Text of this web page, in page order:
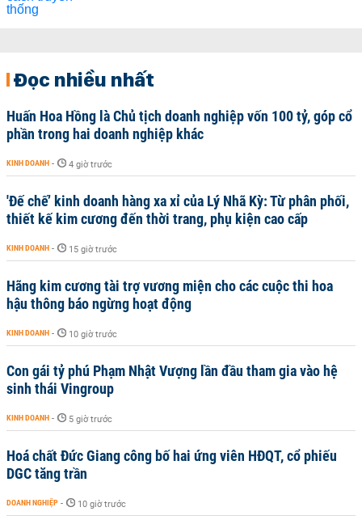
Đọc nhiều nhất
Huấn Hoa Hồng là Chủ tịch doanh nghiệp vốn 100 tỷ, góp cổ
phần trong hai doanh nghiệp khác
KINH DOANH - 4 giờ trước
'Đế chế’ kinh doanh hàng xa xỉ của Lý Nhã Kỳ: Từ phân phối,
thiết kế kim cương đến thời trang, phụ kiện cao cấp
KINH DOANH - 15 giờ trước
Hãng kim cương tài trợ vương miện cho các cuộc thi hoa
hậu thông báo ngừng hoạt động
KINH DOANH - 10 giờ trước
Con gái tỷ phú Phạm Nhật Vượng lần đầu tham gia vào hệ
sinh thái Vingroup
KINH DOANH - 5 giờ trước
Hoá chất Đức Giang công bố hai ứng viên HĐQT, cổ phiếu
DGC tăng trần
DOANH NGHIỆP - 10 giờ trước